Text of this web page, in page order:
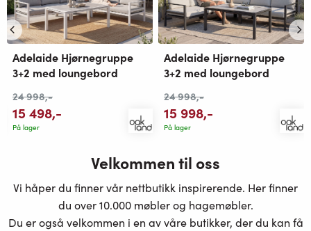
Adelaide Hjørnegruppe
3+2 med loungebord
24 998,-
15 498,-
På lager
Adelaide Hjørnegruppe
3+2 med loungebord
24 998,-
15 998,-
På lager
Velkommen til oss
Vi håper du finner vår nettbutikk inspirerende. Her finner
du over 10.000 møbler og hagemøbler.
Du er også velkommen i en av våre butikker, der du kan få